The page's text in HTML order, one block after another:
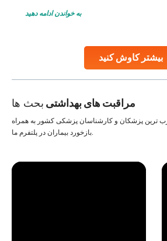
بیشتر کاوش کنید
globe are searching for treatments like
Studies, such as one published
به خواندن ادامه دهید
مراقبت های بهداشتی بحث ها
ترین پزشکان و کارشناسان پزشکی کشور به همراه
بازخورد بیماران در پلتفرم ما.